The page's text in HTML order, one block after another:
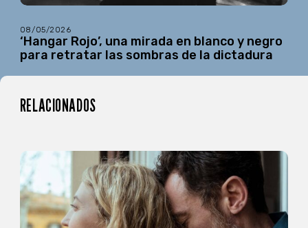
08/05/2026
‘Hangar Rojo’, una mirada en blanco y negro
para retratar las sombras de la dictadura
RELACIONADOS